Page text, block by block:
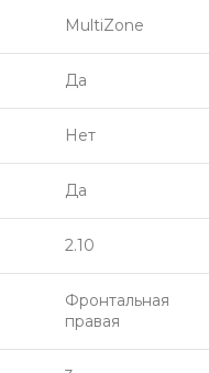
MultiZone
Да
Нет
Да
2.10
Фронтальная
правая